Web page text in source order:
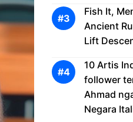
Fish It,
Ancient
Lift
10 Artis
follower
Ahmad
Negara